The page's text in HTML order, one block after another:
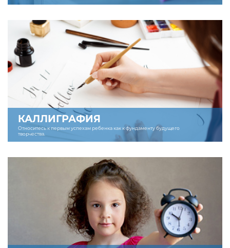
КАЛЛИГРАФИЯ
Относитесь к первым успехам ребенка как к фундаменту будущего
творчества.